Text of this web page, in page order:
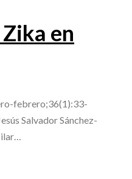
en
febrero;36(1):33-
Salvador Sánchez-